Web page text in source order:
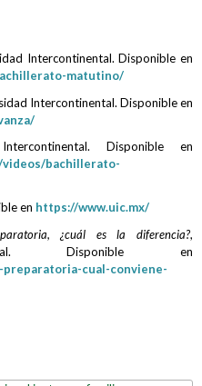
Intercontinental. Disponible en
matutino/
Intercontinental. Disponible en
Disponible en
videos/bachillerato-
en https://www.uic.mx/
¿cuál es la diferencia?,
Disponible en
cual-conviene-